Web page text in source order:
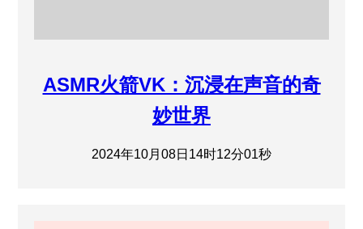
ASMR火箭VK：沉浸在声音的奇
妙世界
2024年10月08日14时12分01秒